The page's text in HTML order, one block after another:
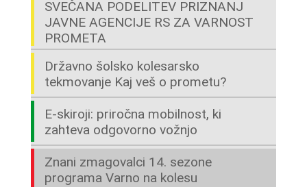
SVEČANA PODELITEV PRIZNANJ
JAVNE AGENCIJE RS ZA VARNOST
PROMETA
Državno šolsko kolesarsko
tekmovanje Kaj veš o prometu?
E-skiroji: priročna mobilnost, ki
zahteva odgovorno vožnjo
Znani zmagovalci 14. sezone
programa Varno na kolesu